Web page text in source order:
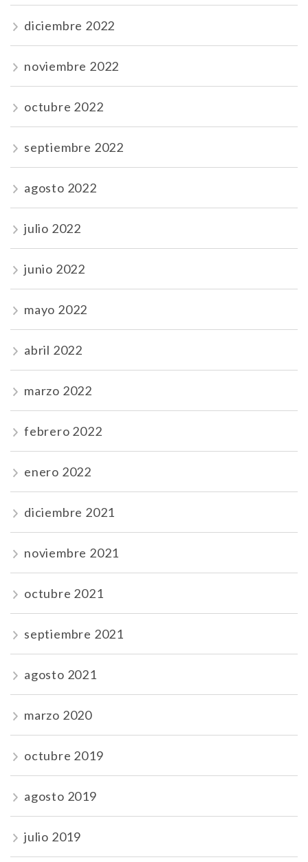
diciembre 2022
noviembre 2022
octubre 2022
septiembre 2022
agosto 2022
julio 2022
junio 2022
mayo 2022
abril 2022
marzo 2022
febrero 2022
enero 2022
diciembre 2021
noviembre 2021
octubre 2021
septiembre 2021
agosto 2021
marzo 2020
octubre 2019
agosto 2019
julio 2019